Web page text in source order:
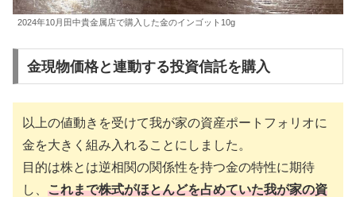
2024年10月田中貴金属店で購入した金のインゴット10g
金現物価格と連動する投資信託を購入
以上の値動きを受けて我が家の資産ポートフォリオに
金を大きく組み入れることにしました。
目的は株とは逆相関の関係性を持つ金の特性に期待
し、 これまで株式がほとんどを占めていた我が家の資